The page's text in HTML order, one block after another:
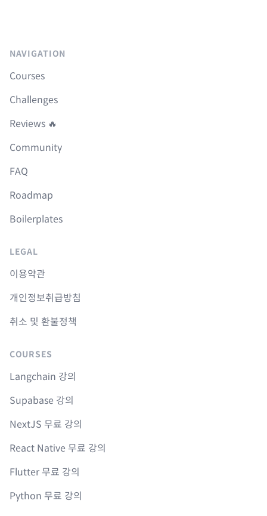
NAVIGATION
Courses
Challenges
Reviews 🔥
Community
FAQ
Roadmap
Boilerplates
LEGAL
이용약관
개인정보취급방침
취소 및 환불정책
COURSES
Langchain 강의
Supabase 강의
NextJS 무료 강의
React Native 무료 강의
Flutter 무료 강의
Python 무료 강의